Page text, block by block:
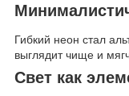
Гибкий неон стал
выглядит чище и
Свет как